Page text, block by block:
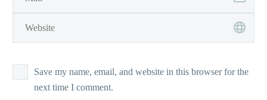
Save my name, email, and website in this browser for the
next time I comment.